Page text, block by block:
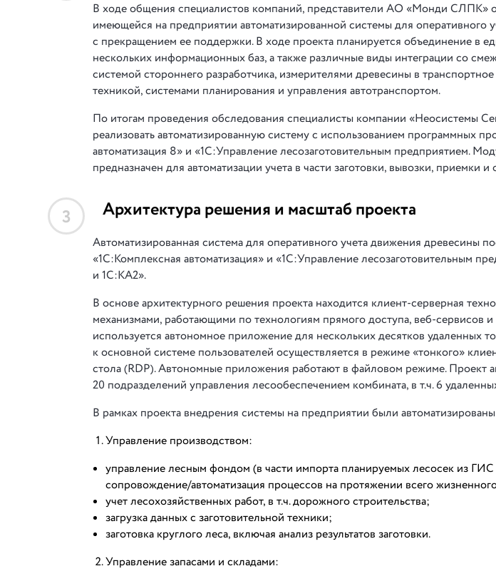
В ходе общения специалистов компаний, представители АО «Монди СЛПК»
имеющейся на предприятии автоматизированной системы для оперативного
с прекращением ее поддержки. В ходе проекта планируется объединение в
нескольких информационных баз, а также различные виды интеграции со
системой стороннего разработчика, измерителями древесины в
техникой, системами планирования и управления автотранспортом.
По итогам проведения обследования специалисты компании «Неосистемы
реализовать автоматизированную систему с использованием программных
автоматизация 8» и «1С:Управление лесозаготовительным предприятием.
предназначен для автоматизации учета в части заготовки, вывозки, приемки и
3 Архитектура решения и масштаб проекта
Автоматизированная система для оперативного учета движения древесины
«1С:Комплексная автоматизация» и «1С:Управление лесозаготовительным
и 1С:КА2».
В основе архитектурного решения проекта находится клиент-серверная
механизмами, работающими по технологиям прямого доступа, веб-сервисов
используется автономное приложение для нескольких десятков удаленных
к основной системе пользователей осуществляется в режиме «тонкого»
стола (RDP). Автономные приложения работают в файловом режиме. Проект
20 подразделений управления лесообеспечением комбината, в т.ч. 6
В рамках проекта внедрения системы на предприятии были
Управление производством:
управление лесным фондом (в части импорта планируемых лесосек из
сопровождение/автоматизация процессов на протяжении всего
учет лесохозяйственных работ, в т.ч. дорожного строительства;
загрузка данных с заготовительной техники;
заготовка круглого леса, включая анализ результатов заготовки.
Управление запасами и складами: